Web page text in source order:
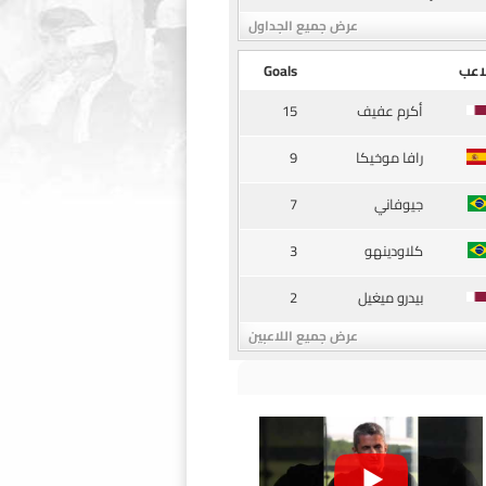
عرض جميع الجداول
Goals
أكرم عفيف
15
رافا موخيكا
9
جيوفاني
7
كلاودينهو
3
بيدرو ميغيل
2
عرض جميع اللاعبين